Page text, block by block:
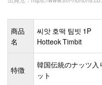
商品
名
씨앗 호떡 팀빗 1P
Hotteok Timbit
特徴
韓国伝統のナッツ入
ット